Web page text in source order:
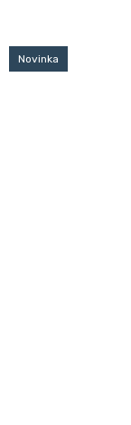
Novinka